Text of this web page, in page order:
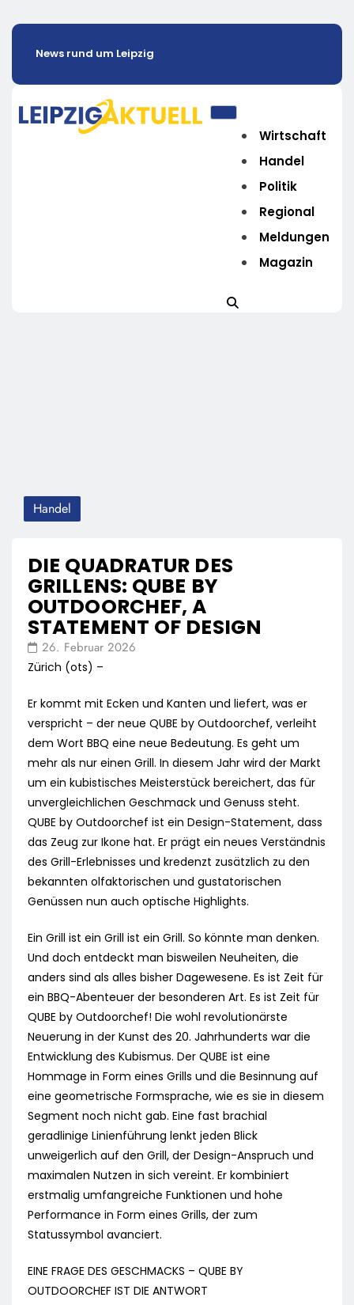
News rund um Leipzig
Wirtschaft
Handel
Politik
Regional
Meldungen
Magazin
Handel
DIE QUADRATUR DES
GRILLENS: QUBE BY
OUTDOORCHEF, A
STATEMENT OF DESIGN
26. Februar 2026
Zürich (ots) –
Er kommt mit Ecken und Kanten und liefert, was er
verspricht – der neue QUBE by Outdoorchef, verleiht
dem Wort BBQ eine neue Bedeutung. Es geht um
mehr als nur einen Grill. In diesem Jahr wird der Markt
um ein kubistisches Meisterstück bereichert, das für
unvergleichlichen Geschmack und Genuss steht.
QUBE by Outdoorchef ist ein Design-Statement, dass
das Zeug zur Ikone hat. Er prägt ein neues Verständnis
des Grill-Erlebnisses und kredenzt zusätzlich zu den
bekannten olfaktorischen und gustatorischen
Genüssen nun auch optische Highlights.
Ein Grill ist ein Grill ist ein Grill. So könnte man denken.
Und doch entdeckt man bisweilen Neuheiten, die
anders sind als alles bisher Dagewesene. Es ist Zeit für
ein BBQ-Abenteuer der besonderen Art. Es ist Zeit für
QUBE by Outdoorchef! Die wohl revolutionärste
Neuerung in der Kunst des 20. Jahrhunderts war die
Entwicklung des Kubismus. Der QUBE ist eine
Hommage in Form eines Grills und die Besinnung auf
eine geometrische Formsprache, wie es sie in diesem
Segment noch nicht gab. Eine fast brachial
geradlinige Linienführung lenkt jeden Blick
unweigerlich auf den Grill, der Design-Anspruch und
maximalen Nutzen in sich vereint. Er kombiniert
erstmalig umfangreiche Funktionen und hohe
Performance in Form eines Grills, der zum
Statussymbol avanciert.
EINE FRAGE DES GESCHMACKS – QUBE BY
OUTDOORCHEF IST DIE ANTWORT